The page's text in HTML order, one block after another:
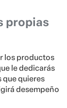
propias
los productos
le dedicarás
que quieres
desempeño